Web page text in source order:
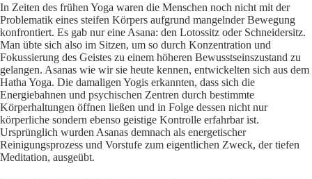
In Zeiten des frühen Yoga waren die Menschen noch nicht mit der
Problematik eines steifen Körpers aufgrund mangelnder Bewegung
konfrontiert. Es gab nur eine Asana: den Lotossitz oder Schneidersitz.
Man übte sich also im Sitzen, um so durch Konzentration und
Fokussierung des Geistes zu einem höheren Bewusstseinszustand zu
gelangen. Asanas wie wir sie heute kennen, entwickelten sich aus dem
Hatha Yoga. Die damaligen Yogis erkannten, dass sich die
Energiebahnen und psychischen Zentren durch bestimmte
Körperhaltungen öffnen ließen und in Folge dessen nicht nur
körperliche sondern ebenso geistige Kontrolle erfahrbar ist.
Ursprünglich wurden Asanas demnach als energetischer
Reinigungsprozess und Vorstufe zum eigentlichen Zweck, der tiefen
Meditation, ausgeübt.